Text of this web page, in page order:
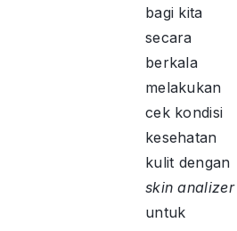
bagi kita
secara
berkala
melakukan
cek kondisi
kesehatan
kulit dengan
skin analizer
untuk